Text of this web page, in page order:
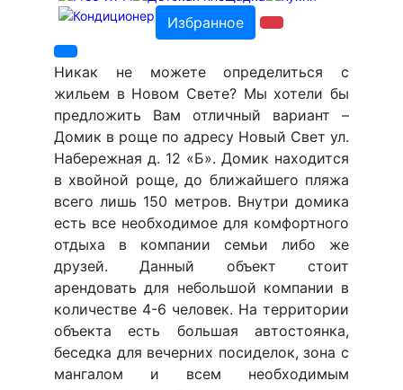
Избранное
Никак не можете определиться с
жильем в Новом Свете? Мы хотели бы
предложить Вам отличный вариант –
Домик в роще по адресу Новый Свет ул.
Набережная д. 12 «Б». Домик находится
в хвойной роще, до ближайшего пляжа
всего лишь 150 метров. Внутри домика
есть все необходимое для комфортного
отдыха в компании семьи либо же
друзей. Данный объект стоит
арендовать для небольшой компании в
количестве 4-6 человек. На территории
объекта есть большая автостоянка,
беседка для вечерних посиделок, зона с
мангалом и всем необходимым